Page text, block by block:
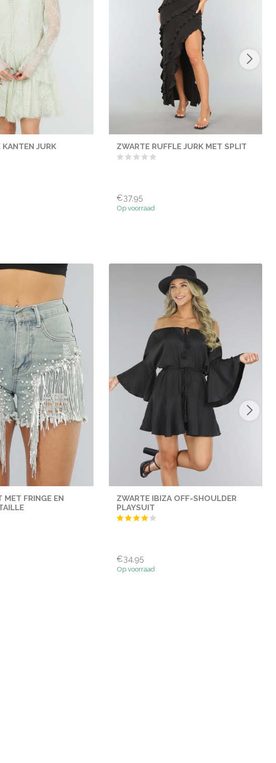
KANTEN JURK ZWARTE RUFFLE JURK MET SPLIT
€37,95
Op voorraad
MET FRINGE EN
ZWARTE IBIZA OFF-SHOULDER
PLAYSUIT
€34,95
Op voorraad